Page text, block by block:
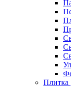
Плитка